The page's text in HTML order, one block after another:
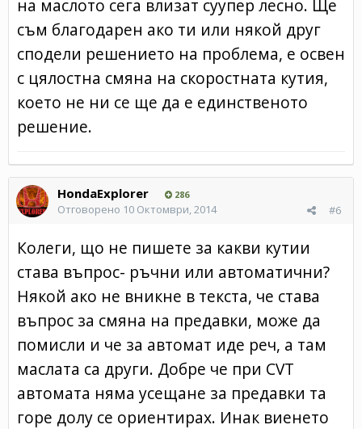
на маслото сега влизат суупер лесно. Ще
съм благодарен ако ти или някой друг
сподели решението на проблема, е освен
с цялостна смяна на скоростната кутия,
което не ни се ще да е единственото
решение.
HondaExplorer 286
#6
Отговорено 10 Октомври, 2014
Колеги, що не пишете за какви кутии
става въпрос- ръчни или автоматични?
Някой ако не вникне в текста, че става
въпрос за смяна на предавки, може да
помисли и че за автомат иде реч, а там
маслата са други. Добре че при CVT
автомата няма усещане за предавки та
горе долу се ориентирах. Инак виенето